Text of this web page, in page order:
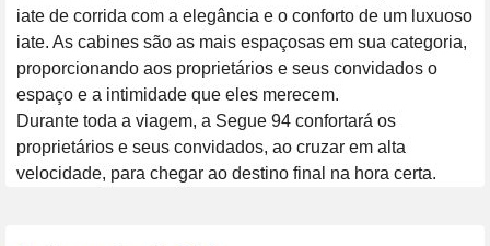
iate de corrida com a elegância e o conforto de um luxuoso
iate. As cabines são as mais espaçosas em sua categoria,
proporcionando aos proprietários e seus convidados o
espaço e a intimidade que eles merecem.
Durante toda a viagem, a Segue 94 confortará os
proprietários e seus convidados, ao cruzar em alta
velocidade, para chegar ao destino final na hora certa.